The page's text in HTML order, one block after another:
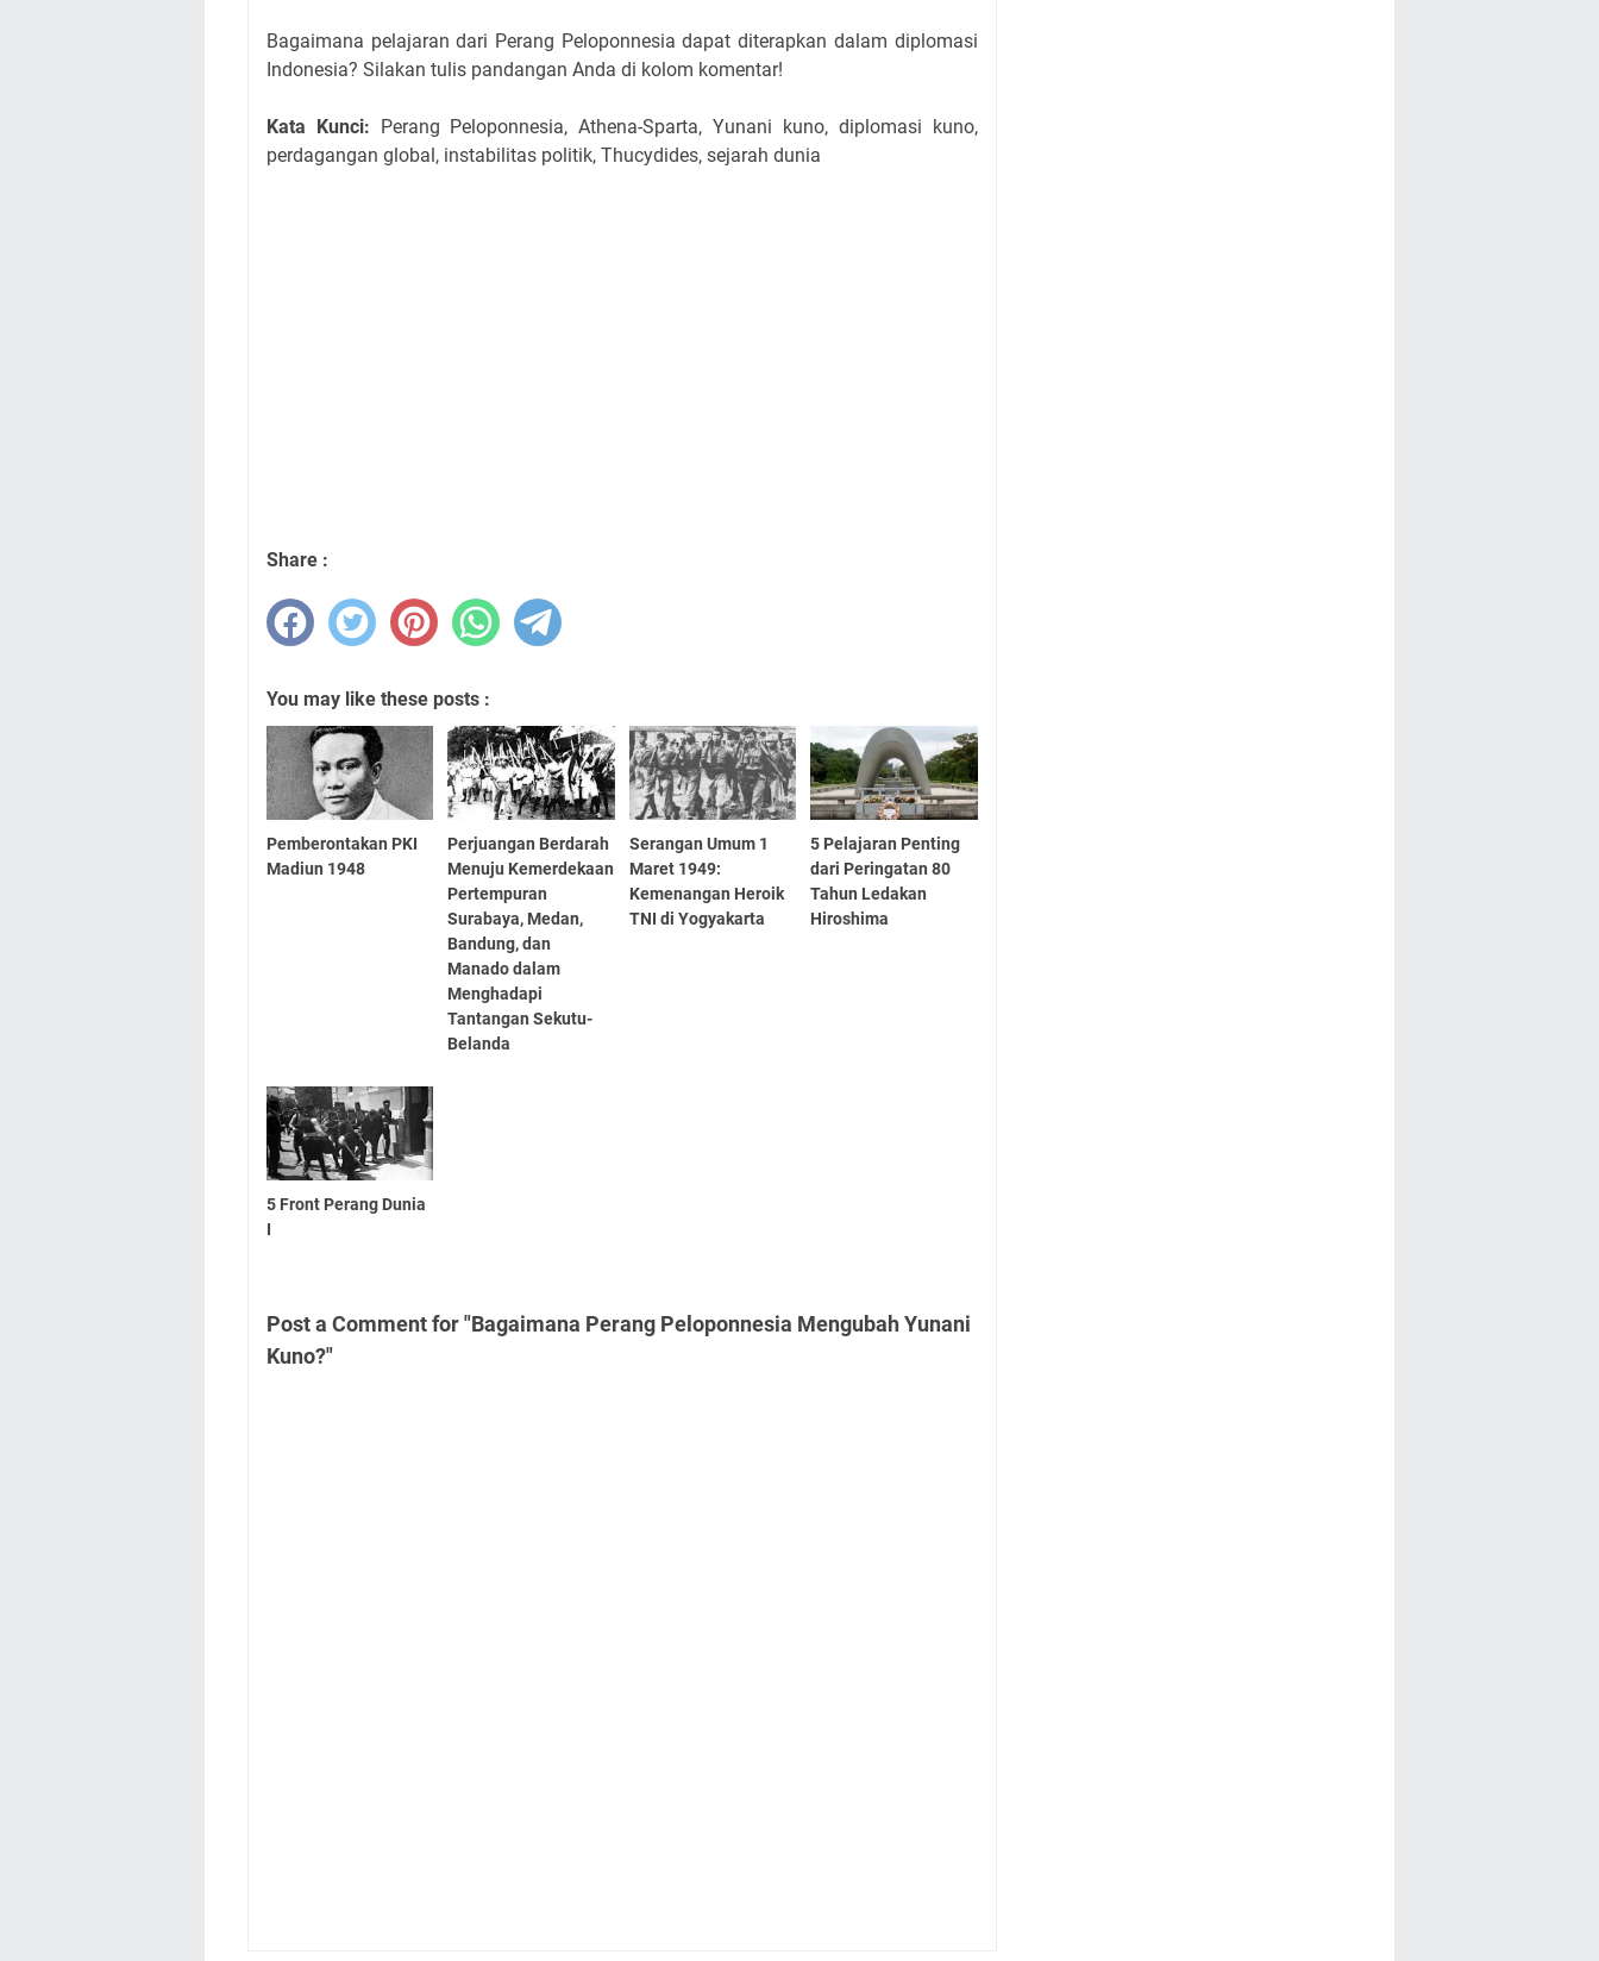
Bagaimana pelajaran dari Perang Peloponnesia dapat diterapkan dalam diplomasi
Indonesia? Silakan tulis pandangan Anda di kolom komentar!
Kata Kunci: Perang Peloponnesia, Athena-Sparta, Yunani kuno, diplomasi kuno,
perdagangan global, instabilitas politik, Thucydides, sejarah dunia
Share :
You may like these posts :
Pemberontakan PKI
Madiun 1948
Perjuangan Berdarah
Menuju Kemerdekaan
Pertempuran
Surabaya, Medan,
Bandung, dan
Manado dalam
Menghadapi
Tantangan Sekutu-
Belanda
Serangan Umum 1
Maret 1949:
Kemenangan Heroik
TNI di Yogyakarta
5 Pelajaran Penting
dari Peringatan 80
Tahun Ledakan
Hiroshima
5 Front Perang Dunia
I
Post a Comment for "Bagaimana Perang Peloponnesia Mengubah Yunani
Kuno?"